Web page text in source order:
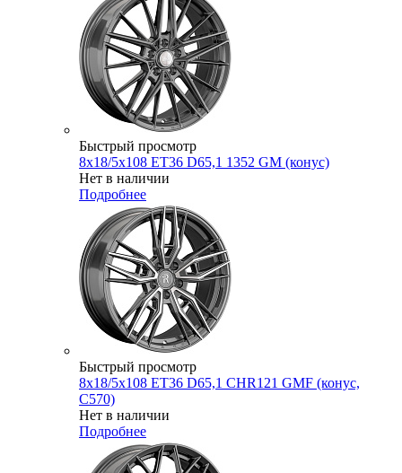
Быстрый просмотр
8x18/5x108 ET36 D65,1 1352 GM (конус)
Нет в наличии
Подробнее
Быстрый просмотр
8x18/5x108 ET36 D65,1 CHR121 GMF (конус,
C570)
Нет в наличии
Подробнее